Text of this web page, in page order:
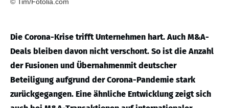
Die Corona-Krise trifft Unternehmen hart. Auch M&A-
Deals bleiben davon nicht verschont. So ist die Anzahl
der Fusionen und Übernahmenmit deutscher
Beteiligung aufgrund der Corona-Pandemie stark
zurückgegangen. Eine ähnliche Entwicklung zeigt sich